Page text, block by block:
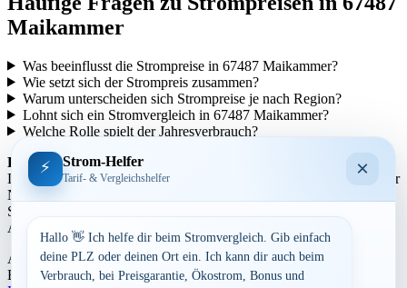
Maikammer
Was beeinflusst die Strompreise in 67487 Maikammer?
Wie setzt sich der Strompreis zusammen?
Warum unterscheiden sich Strompreise je nach Region?
Lohnt sich ein Stromvergleich in 67487 Maikammer?
Welche Rolle spielt der Jahresverbrauch?
Regionale Unterschiede:
Die Strompreise variieren je nach Region aufgrund unterschiedlicher
Netzentgelte und Steuern. In städtischen Gebieten können die
Strompreise tendenziell höher sein als in ländlicheren Gegenden.
Auch die Anbieterstruktur kann sich regional unterscheiden.
Aufrufe: 308
By
Dominik Laube23. Juli 2026 Rheinland-Pfalz
⚡ Strom-Helfer
Tarif- & Vergleichshelfer ×
Hallo 👋 Ich helfe dir beim Stromvergleich. Gib einfach
deine PLZ oder deinen Ort ein. Ich kann dir auch beim
Verbrauch, bei Preisgarantie, Ökostrom, Bonus und